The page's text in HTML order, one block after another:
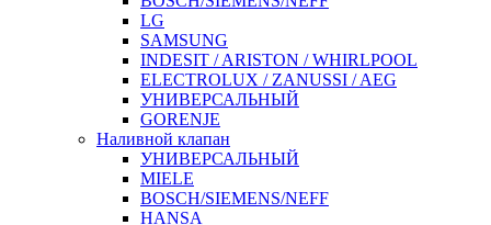
LG
SAMSUNG
INDESIT / ARISTON / WHIRLPOOL
ELECTROLUX / ZANUSSI / AEG
УНИВЕРСАЛЬНЫЙ
GORENJE
Наливной клапан
УНИВЕРСАЛЬНЫЙ
MIELE
BOSCH/SIEMENS/NEFF
HANSA